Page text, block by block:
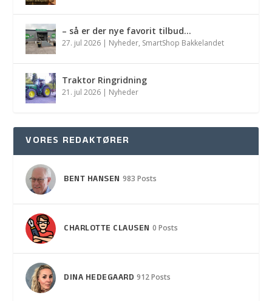
– så er der nye favorit tilbud…
27. jul 2026 | Nyheder, SmartShop Bakkelandet
Traktor Ringridning
21. jul 2026 | Nyheder
VORES REDAKTØRER
BENT HANSEN 983 Posts
CHARLOTTE CLAUSEN 0 Posts
DINA HEDEGAARD 912 Posts